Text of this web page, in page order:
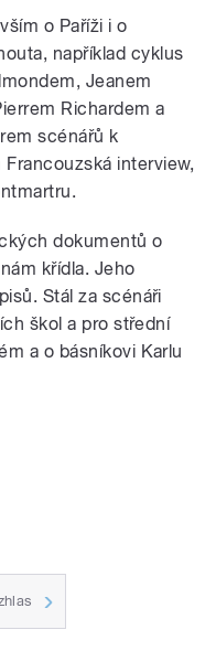
o Paříži i o
například cyklus
Jeanem
Richardem a
scénářů k
interview,
dokumentů o
křídla. Jeho
Stál za scénáři
škol a pro střední
a o básníkovi Karlu